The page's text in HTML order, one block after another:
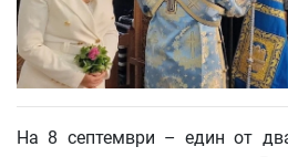
На 8 септември – един от